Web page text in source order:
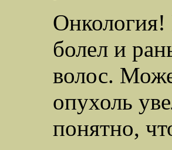
Онкология!
болел и
волос.
опухоль
понятно,